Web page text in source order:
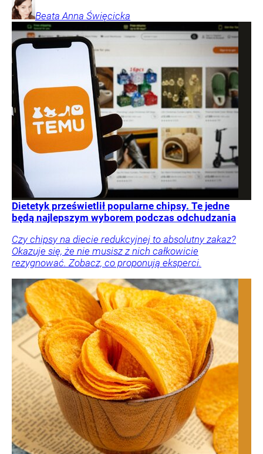
Beata Anna Święcicka
Dietetyk prześwietlił popularne chipsy. Te jedne
będą najlepszym wyborem podczas odchudzania
Czy chipsy na diecie redukcyjnej to absolutny zakaz?
Okazuje się, że nie musisz z nich całkowicie
rezygnować. Zobacz, co proponują eksperci.